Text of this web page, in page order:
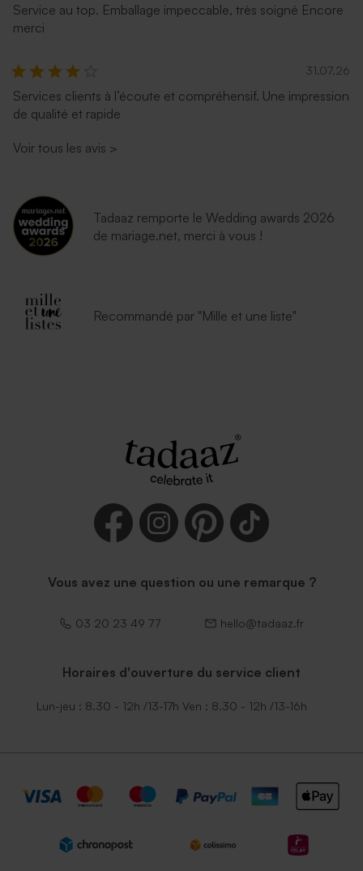
Service au top. Emballage impeccable, très soigné Encore
merci
31.07.26
Services clients à l’écoute et compréhensif. Une impression
de qualité et rapide
Voir tous les avis >
Tadaaz remporte le Wedding awards 2026
de mariage.net, merci à vous !
Recommandé par "Mille et une liste"
Vous avez une question ou une remarque ?
03 20 23 49 77 hello@tadaaz.fr
Horaires d'ouverture du service client
Lun-jeu : 8.30 - 12h /13-17h Ven : 8.30 - 12h /13-16h